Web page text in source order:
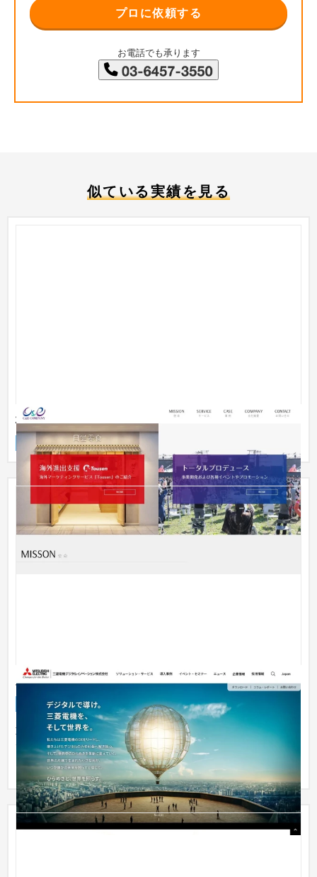
プロに依頼する
お電話でも承ります
似ている実績を見る
株式会社シーアンドイー
企業サイト イベント・キャンペーン
三菱電機デジタルイノベーション株式会社
企業サイト 製造業 501万円〜
重電システム、産業メカトロニクス、情報通信システム、電子
デバイス、家庭電器などの製造・販売を主に行なっている三菱
電機が、...